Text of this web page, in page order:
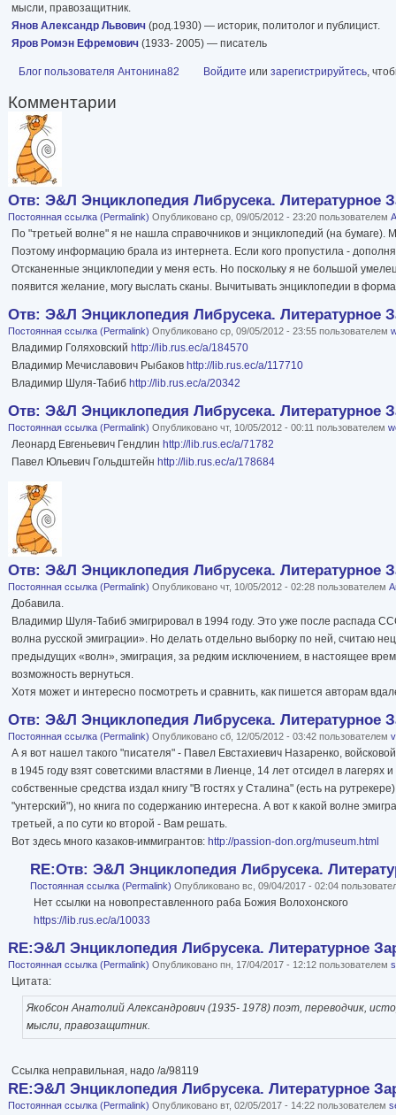
мысли, правозащитник.
Янов Александр Львович (род.1930) — историк, политолог и публицист.
Яров Ромэн Ефремович (1933- 2005) — писатель
Блог пользователя Антонина82 Войдите или зарегистрируйтесь,
Комментарии
Отв: Э&Л Энциклопедия Либрусека. Литературное
Постоянная ссылка (Permalink) Опубликовано ср, 09/05/2012 - 23:20 пользователем
По "третьей волне" я не нашла справочников и энциклопедий (на бумаге).
Поэтому информацию брала из интернета. Если кого пропустила -
Отсканенные энциклопедии у меня есть. Но поскольку я не большой умелец
появится желание, могу выслать сканы. Вычитывать энциклопедии в
Отв: Э&Л Энциклопедия Либрусека. Литературное
Постоянная ссылка (Permalink) Опубликовано ср, 09/05/2012 - 23:55 пользователем
Владимир Голяховский http://lib.rus.ec/a/184570
Владимир Мечиславович Рыбаков http://lib.rus.ec/a/117710
Владимир Шуля-Табиб http://lib.rus.ec/a/20342
Отв: Э&Л Энциклопедия Либрусека. Литературное
Постоянная ссылка (Permalink) Опубликовано чт, 10/05/2012 - 00:11 пользователем
Леонард Евгеньевич Гендлин http://lib.rus.ec/a/71782
Павел Юльевич Гольдштейн http://lib.rus.ec/a/178684
Отв: Э&Л Энциклопедия Либрусека. Литературное
Постоянная ссылка (Permalink) Опубликовано чт, 10/05/2012 - 02:28 пользователем
Добавила.
Владимир Шуля-Табиб эмигрировал в 1994 году. Это уже после распада
волна русской эмиграции». Но делать отдельно выборку по ней, считаю
предыдущих «волн», эмиграция, за редким исключением, в настоящее
возможность вернуться.
Хотя может и интересно посмотреть и сравнить, как пишется авторам
Отв: Э&Л Энциклопедия Либрусека. Литературное
Постоянная ссылка (Permalink) Опубликовано сб, 12/05/2012 - 03:42 пользователем
А я вот нашел такого "писателя" - Павел Евстахиевич Назаренко,
в 1945 году взят советскими властями в Лиенце, 14 лет отсидел в лагерях
собственные средства издал книгу "В гостях у Сталина" (есть на
"унтерский"), но книга по содержанию интересна. А вот к какой волне
третьей, а по сути ко второй - Вам решать.
Вот здесь много казаков-иммигрантов: http://passion-don.org/museum.html
RE:Отв: Э&Л Энциклопедия Либрусека.
Постоянная ссылка (Permalink) Опубликовано вс, 09/04/2017 - 02:04
Нет ссылки на новопреставленного раба Божия Волохонского
https://lib.rus.ec/a/10033
RE:Э&Л Энциклопедия Либрусека. Литературное
Постоянная ссылка (Permalink) Опубликовано пн, 17/04/2017 - 12:12 пользователем
Цитата:
Якобсон Анатолий Александрович (1935- 1978) поэт, переводчик,
мысли, правозащитник.
Ссылка неправильная, надо /a/98119
RE:Э&Л Энциклопедия Либрусека. Литературное
Постоянная ссылка (Permalink) Опубликовано вт, 02/05/2017 - 14:22 пользователем